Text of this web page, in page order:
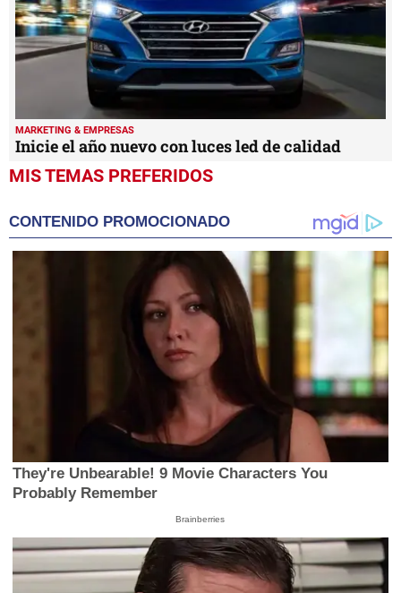
MARKETING & EMPRESAS
Inicie el año nuevo con luces led de calidad
MIS TEMAS PREFERIDOS
CONTENIDO PROMOCIONADO
They're Unbearable! 9 Movie Characters You
Probably Remember
Brainberries